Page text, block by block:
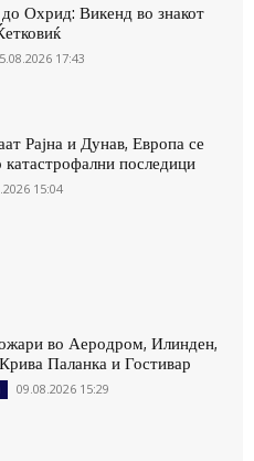
Охрид: Викенд во знакот
17:43
Рајна и Дунав, Европа се
катастрофални последици
15:04
во Аеродром, Илинден,
Паланка и Гостивар
09.08.2026 15:29